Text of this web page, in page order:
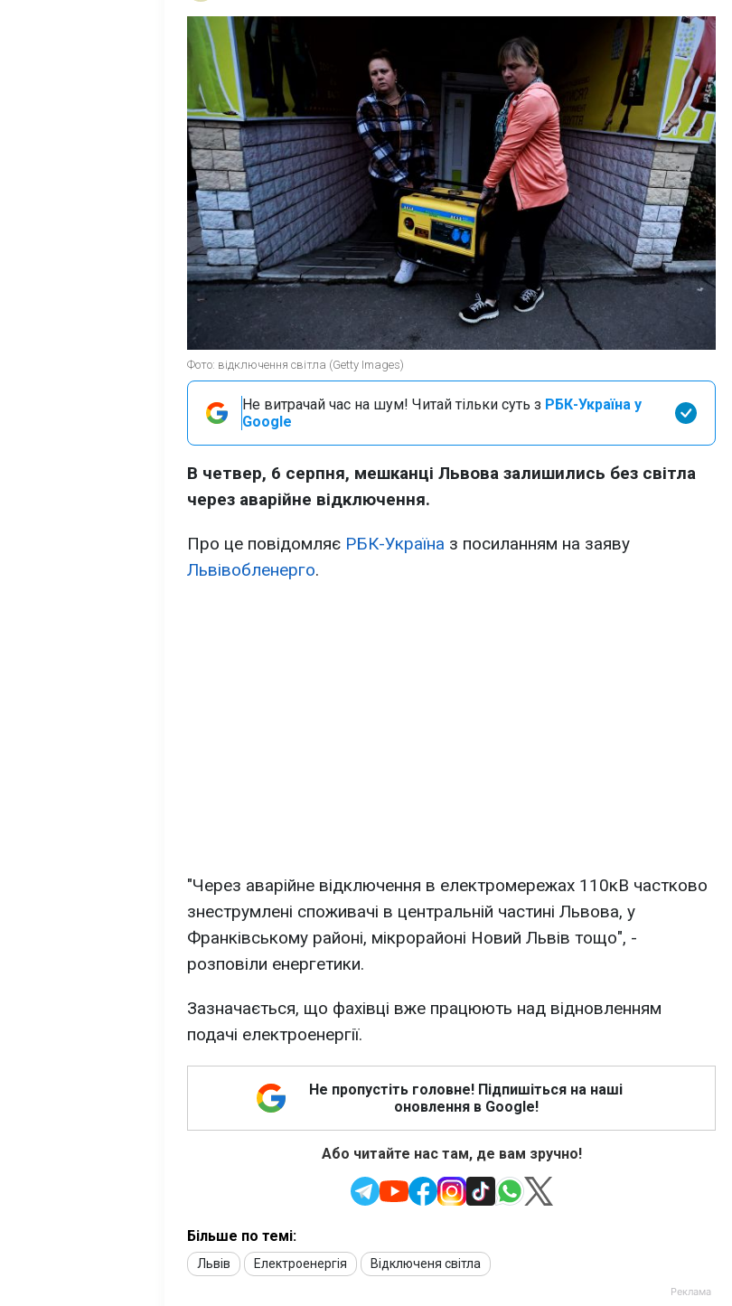
Фото: відключення світла (Getty Images)
Не витрачай час на шум! Читай тільки суть з РБК-Україна у
Google
В четвер, 6 серпня, мешканці Львова залишились без світла
через аварійне відключення.
Про це повідомляє РБК-Україна з посиланням на заяву
Львівобленерго.
"Через аварійне відключення в електромережах 110кВ частково
знеструмлені споживачі в центральній частині Львова, у
Франківському районі, мікрорайоні Новий Львів тощо", -
розповіли енергетики.
Зазначається, що фахівці вже працюють над відновленням
подачі електроенергії.
Не пропустіть головне! Підпишіться на наші
оновлення в Google!
Або читайте нас там, де вам зручно!
Більше по темі:
Львів Електроенергія Відключеня світла